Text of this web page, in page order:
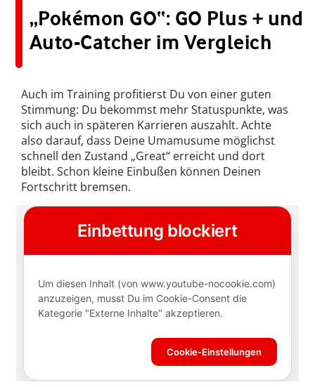
„Pokémon GO“: GO Plus + und
Auto-Catcher im Vergleich
Auch im Training profitierst Du von einer guten
Stimmung: Du bekommst mehr Statuspunkte, was
sich auch in späteren Karrieren auszahlt. Achte
also darauf, dass Deine Umamusume möglichst
schnell den Zustand „Great“ erreicht und dort
bleibt. Schon kleine Einbußen können Deinen
Fortschritt bremsen.